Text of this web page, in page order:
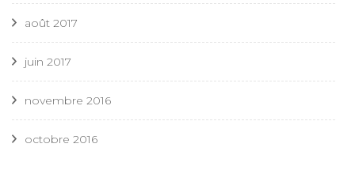
août 2017
juin 2017
novembre 2016
octobre 2016